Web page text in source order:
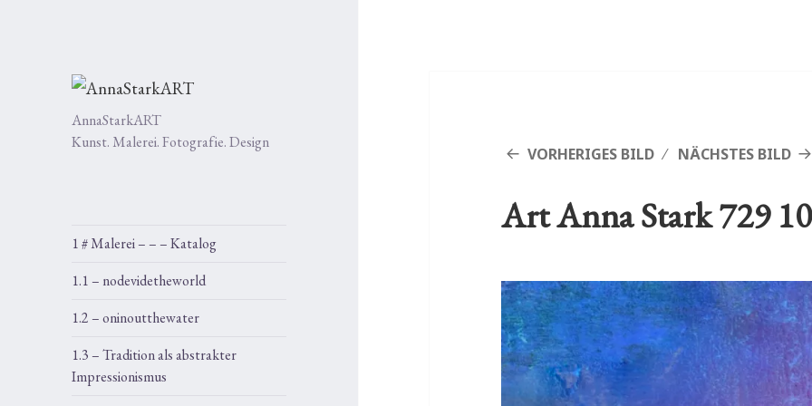
AnnaStarkART
Kunst. Malerei. Fotografie. Design
1 # Malerei – – – Katalog
1.1 – nodevidetheworld
1.2 – oninoutthewater
1.3 – Tradition als abstrakter
Impressionismus
VORHERIGES BILD NÄCHSTES BILD
Art Anna Stark 729